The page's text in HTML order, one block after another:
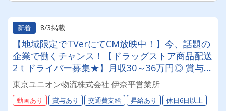
新着 8/3掲載
【地域限定でTVerにてCM放映中！】今、話題の
企業で働くチャンス！【ドラッグストア商品配送
2ｔドライバー募集★】月収30～36万円◎ 賞与年
2回／昇給有／福利厚生充実／仕事量安定／未経
験歓迎◎【年間休日113日以上】連休もあり◎プ
ライベート充実可◎ 「安心・安全」で働く。東
東京ユニオン物流株式会社 伊奈平営業所
動画あり 賞与あり 交通費支給 昇給あり 休日6日以上